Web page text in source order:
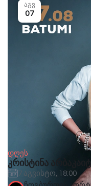
დღეს
კრისტინა
7 აგვისტო, 18:00
აგვ
07